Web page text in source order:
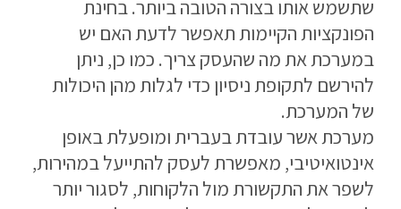
שתשמש אותו בצורה הטובה ביותר. בחינת
הפונקציות הקיימות תאפשר לדעת האם יש
במערכת את מה שהעסק צריך. כמו כן, ניתן
להירשם לתקופת ניסיון כדי לגלות מהן היכולות
של המערכת.
מערכת אשר עובדת בעברית ומופעלת באופן
אינטואיטיבי, מאפשרת לעסק להתייעל במהירות,
לשפר את התקשורת מול הלקוחות, לסגור יותר